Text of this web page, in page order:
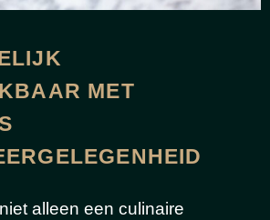
MET
alleen een culinaire